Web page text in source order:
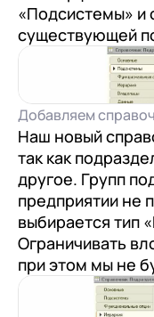
«Подсистемы» и
существующей
Добавляем
Наш новый
так как
другое. Групп
предприятии не
выбирается тип
Ограничивать
при этом мы не
+7
+7
+7
Я даю